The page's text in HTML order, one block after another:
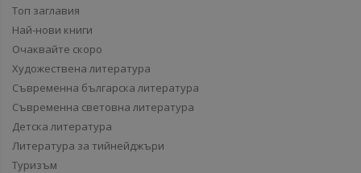
Топ заглавия
Най-нови книги
Очаквайте скоро
Художествена литература
Съвременна българска литература
Съвременна световна литература
Детска литература
Литература за тийнейджъри
Туризъм